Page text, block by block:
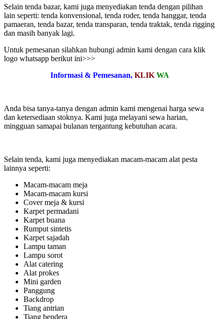
Selain tenda bazar, kami juga menyediakan tenda dengan pilihan
lain seperti: tenda konvensional, tenda roder, tenda hanggar, tenda
pamaeran, tenda bazar, tenda transparan, tenda traktak, tenda rigging
dan masih banyak lagi.
Untuk pemesanan silahkan hubungi admin kami dengan cara klik
logo whatsapp berikut ini>>>
Informasi & Pemesanan, KLIK WA
Anda bisa tanya-tanya dengan admin kami mengenai harga sewa
dan ketersediaan stoknya. Kami juga melayani sewa harian,
mingguan samapai bulanan tergantung kebutuhan acara.
Selain tenda, kami juga menyediakan macam-macam alat pesta
lainnya seperti:
Macam-macam meja
Macam-macam kursi
Cover meja & kursi
Karpet permadani
Karpet buana
Rumput sintetis
Karpet sajadah
Lampu taman
Lampu sorot
Alat catering
Alat prokes
Mini garden
Panggung
Backdrop
Tiang antrian
Tiang bendera